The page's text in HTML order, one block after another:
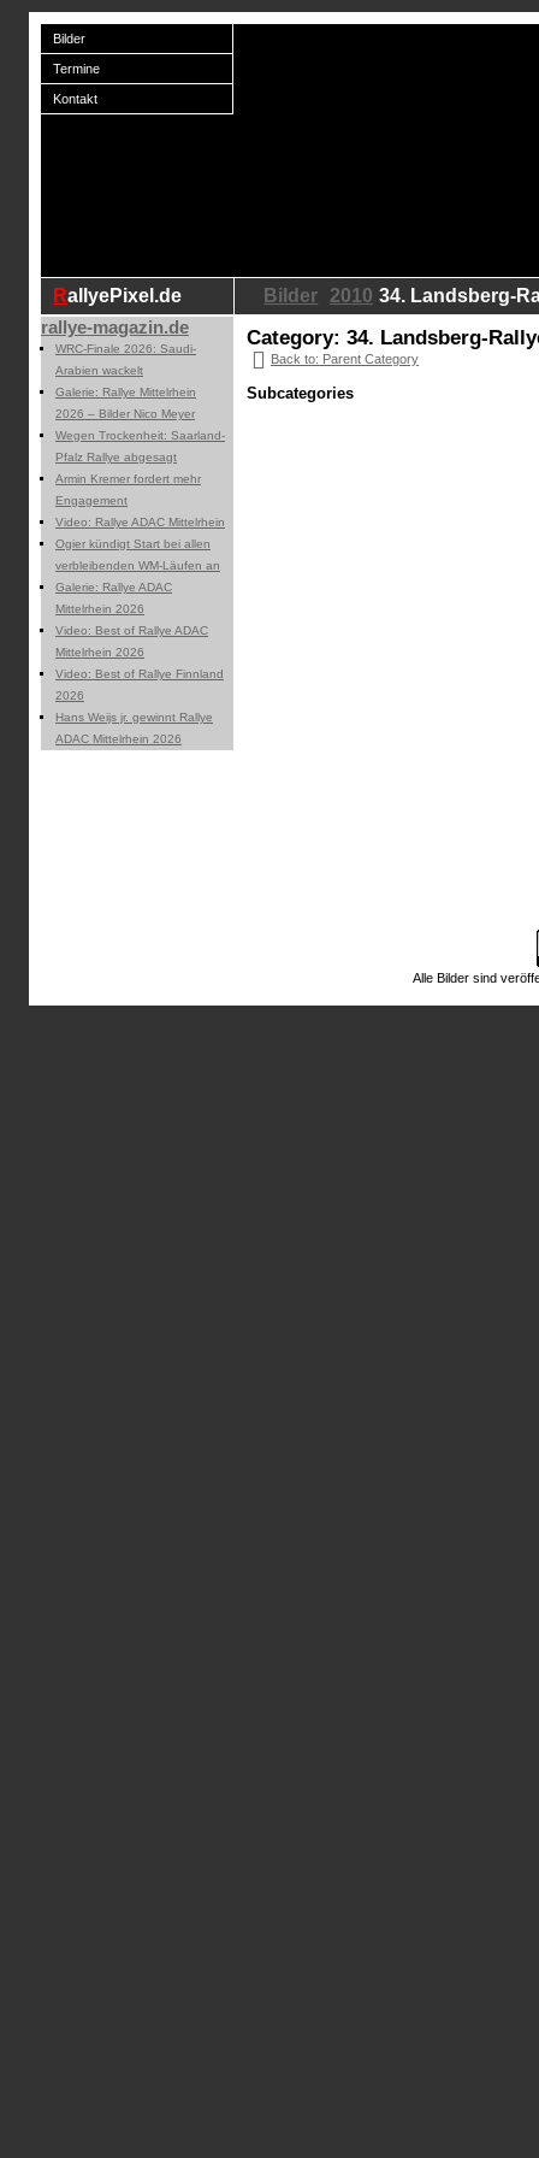
Bilder
Termine
Kontakt
RallyePixel.de Bilder 2010 34. Landsberg-
rallye-magazin.de
WRC-Finale 2026: Saudi-
Arabien wackelt
Galerie: Rallye Mittelrhein
2026 – Bilder Nico Meyer
Wegen Trockenheit: Saarland-
Pfalz Rallye abgesagt
Armin Kremer fordert mehr
Engagement
Video: Rallye ADAC Mittelrhein
Ogier kündigt Start bei allen
verbleibenden WM-Läufen an
Galerie: Rallye ADAC
Mittelrhein 2026
Video: Best of Rallye ADAC
Mittelrhein 2026
Video: Best of Rallye Finnland
2026
Hans Weijs jr. gewinnt Rallye
ADAC Mittelrhein 2026
Category: 34. Landsberg-
Back to: Parent Category
Subcategories
Alle Bilder sind